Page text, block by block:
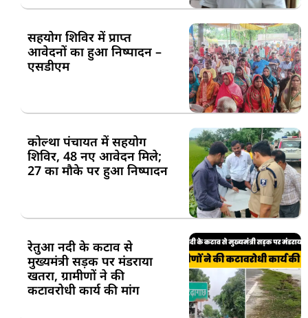
सहयोग शिविर में प्राप्त
आवेदनों का हुआ निष्पादन –
एसडीएम
कोल्था पंचायत में सहयोग
शिविर, 48 नए आवेदन मिले;
27 का मौके पर हुआ निष्पादन
रेतुआ नदी के कटाव से
मुख्यमंत्री सड़क पर मंडराया
खतरा, ग्रामीणों ने की
कटावरोधी कार्य की मांग